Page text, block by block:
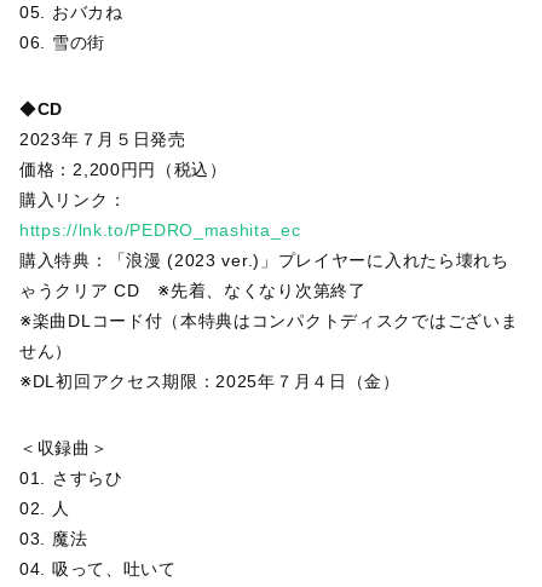
05. おバカね
06. 雪の街
◆CD
2023年７月５日発売
価格：2,200円円（税込）
購入リンク：
https://lnk.to/PEDRO_mashita_ec
購入特典：「浪漫 (2023 ver.)」プレイヤーに入れたら壊れち
ゃうクリア CD ※先着、なくなり次第終了
※楽曲DLコード付（本特典はコンパクトディスクではございま
せん）
※DL初回アクセス期限：2025年７月４日（金）
＜収録曲＞
01. さすらひ
02. 人
03. 魔法
04. 吸って、吐いて